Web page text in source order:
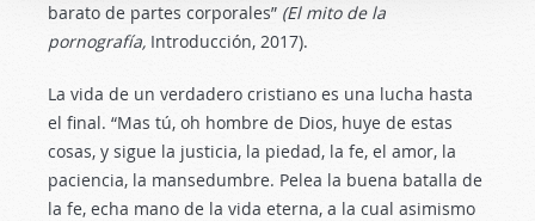
barato de partes corporales” (El mito de la
pornografía, Introducción, 2017).
La vida de un verdadero cristiano es una lucha hasta
el final. “Mas tú, oh hombre de Dios, huye de estas
cosas, y sigue la justicia, la piedad, la fe, el amor, la
paciencia, la mansedumbre. Pelea la buena batalla de
la fe, echa mano de la vida eterna, a la cual asimismo